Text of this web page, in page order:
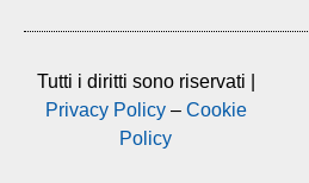
Tutti i diritti sono riservati |
Privacy Policy– Cookie
Policy